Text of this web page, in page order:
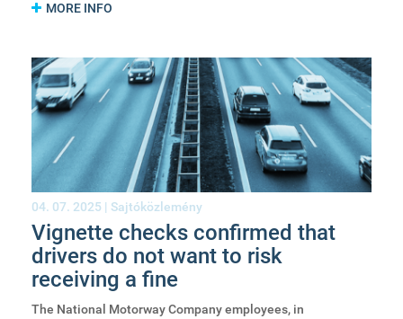
MORE INFO
04. 07. 2025 | Sajtóközlemény
Vignette checks confirmed that
drivers do not want to risk
receiving a fine
The National Motorway Company employees, in